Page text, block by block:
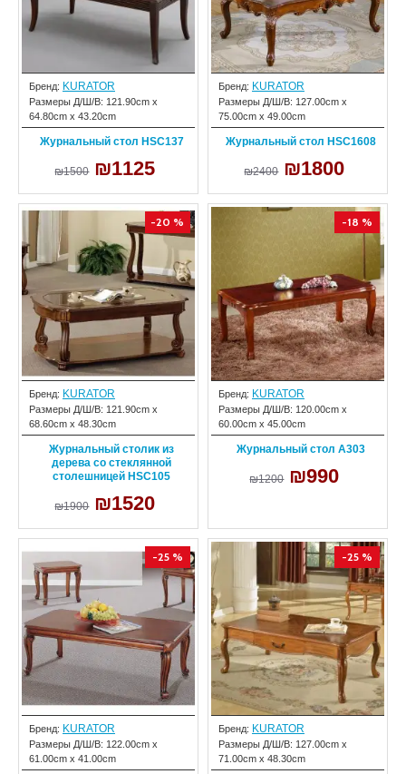
Бренд: KURATOR
Размеры Д/Ш/В: 121.90cm x
64.80cm x 43.20cm
Журнальный стол HSC137
₪1500 ₪1125
Бренд: KURATOR
Размеры Д/Ш/В: 127.00cm x
75.00cm x 49.00cm
Журнальный стол HSC1608
₪2400 ₪1800
-20 %
Бренд: KURATOR
Размеры Д/Ш/В: 121.90cm x
68.60cm x 48.30cm
Журнальный столик из
дерева со стеклянной
столешницей HSC105
₪1900 ₪1520
-18 %
Бренд: KURATOR
Размеры Д/Ш/В: 120.00cm x
60.00cm x 45.00cm
Журнальный стол A303
₪1200 ₪990
-25 %
Бренд: KURATOR
Размеры Д/Ш/В: 122.00cm x
61.00cm x 41.00cm
-25 %
Бренд: KURATOR
Размеры Д/Ш/В: 127.00cm x
71.00cm x 48.30cm